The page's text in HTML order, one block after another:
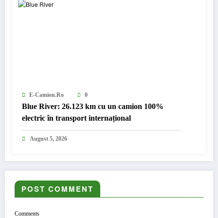
E-Camion.ro 0
Blue River: 26.123 km cu un camion 100%
electric în transport internațional
August 5, 2026
POST COMMENT
Comments